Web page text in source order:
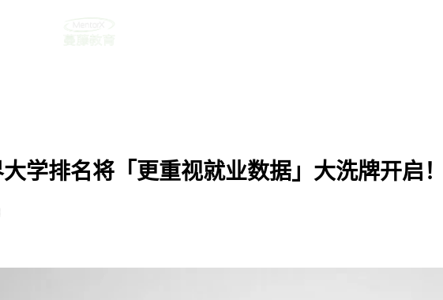
学排名将「更重视就业数据」大洗牌开启！